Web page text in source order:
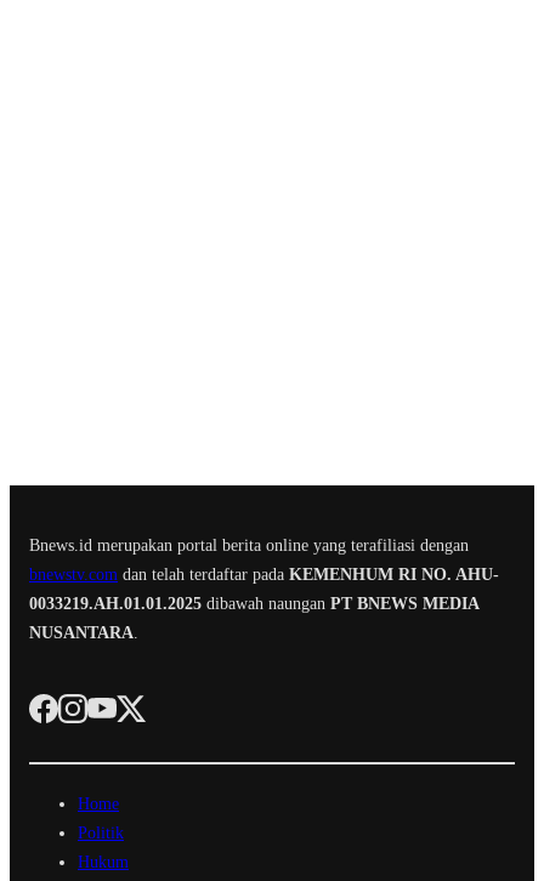
Bnews.id merupakan portal berita online yang terafiliasi dengan
bnewstv.com dan telah terdaftar pada KEMENHUM RI NO. AHU-
0033219.AH.01.01.2025 dibawah naungan PT BNEWS MEDIA
NUSANTARA
Home
Politik
Hukum